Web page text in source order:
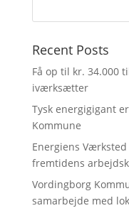
Recent Posts
Få op til kr. 34.000
iværksætter
Tysk energigigant
Kommune
Energiens
fremtidens
Vordingborg
samarbejde med